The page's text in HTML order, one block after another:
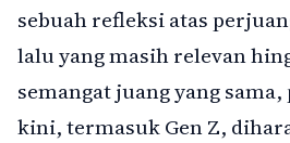
sebuah refleksi atas
lalu yang masih relevan
semangat juang yang
kini, termasuk Gen Z,